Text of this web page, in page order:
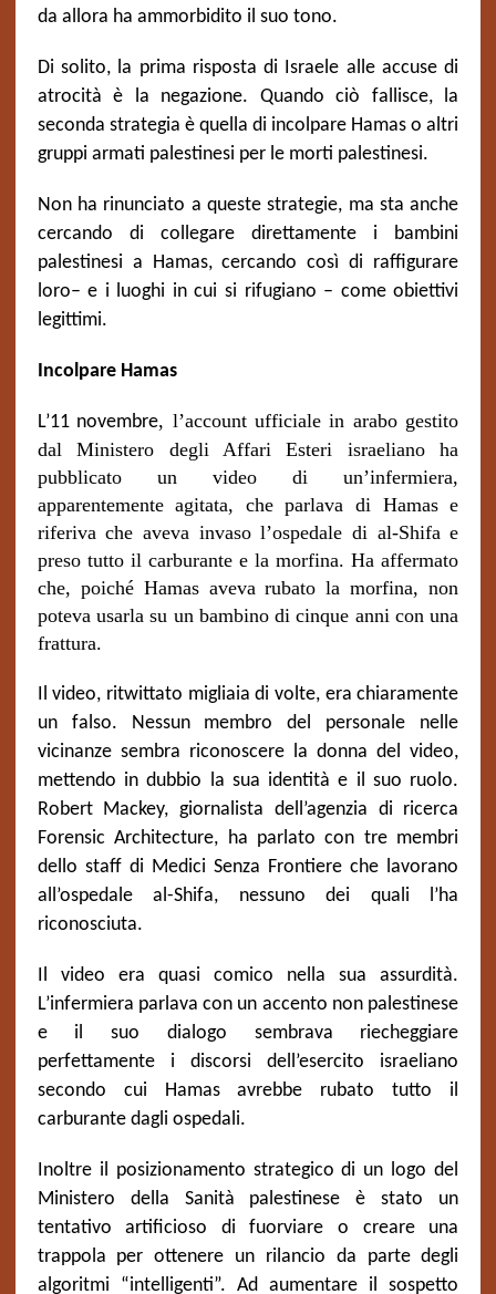
da allora ha ammorbidito il suo tono.
Di solito, la prima risposta di Israele alle accuse di
atrocità è la negazione. Quando ciò fallisce, la
seconda strategia è quella di incolpare Hamas o altri
gruppi armati palestinesi per le morti palestinesi.
Non ha rinunciato a queste strategie, ma sta anche
cercando di collegare direttamente i bambini
palestinesi a Hamas, cercando così di raffigurare
loro– e i luoghi in cui si rifugiano – come obiettivi
legittimi.
Incolpare Hamas
L’11 novembre, l’account ufficiale in arabo gestito
dal Ministero degli Affari Esteri israeliano ha
pubblicato un video di un’infermiera,
apparentemente agitata, che parlava di Hamase
riferivache aveva invaso l’ospedale di al-Shifa e
preso tutto il carburante e la morfina. Ha affermato
che, poiché Hamas aveva rubato la morfina, non
poteva usarla su un bambino di cinque anni con una
frattura.
Il video, ritwittato migliaia di volte, era chiaramente
un falso. Nessun membro del personale nelle
vicinanze sembra riconoscere la donna del video,
mettendo in dubbio la sua identità e il suo ruolo.
Robert Mackey, giornalista dell’agenzia di ricerca
Forensic Architecture, ha parlato con tre membri
dello staff di Medici Senza Frontiere che lavorano
all’ospedale al-Shifa, nessuno dei quali l’ha
riconosciuta.
Il video era quasi comico nella sua assurdità.
L’infermiera parlava con un accento non palestinese
e il suo dialogo sembrava riecheggiare
perfettamente i discorsi dell’esercito israeliano
secondo cui Hamas avrebbe rubato tutto il
carburante dagli ospedali.
Inoltre il posizionamento strategico di un logo del
Ministero della Sanità palestinese è stato un
tentativo artificioso di fuorviare o creare una
trappola per ottenere un rilancio da parte degli
algoritmi “intelligenti”. Ad aumentare il sospetto